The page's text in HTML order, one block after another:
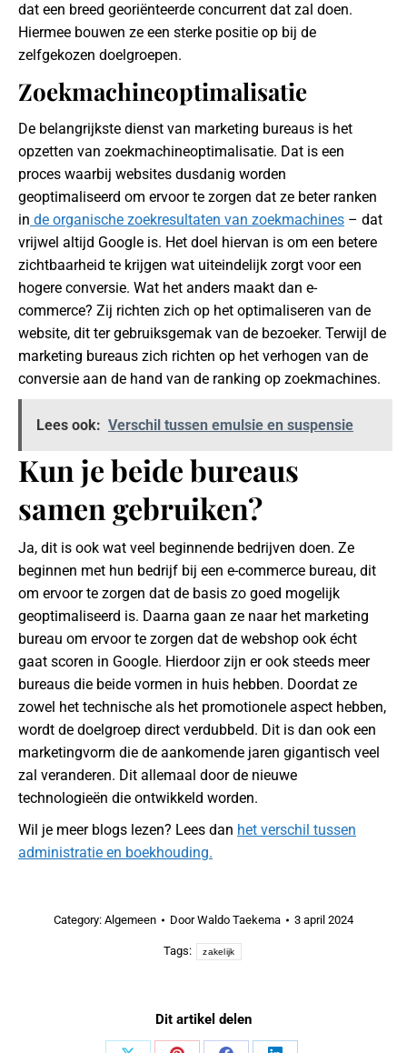
dat een breed georiënteerde concurrent dat zal doen.
Hiermee bouwen ze een sterke positie op bij de
zelfgekozen doelgroepen.
Zoekmachineoptimalisatie
De belangrijkste dienst van marketing bureaus is het
opzetten van zoekmachineoptimalisatie. Dat is een
proces waarbij websites dusdanig worden
geoptimaliseerd om ervoor te zorgen dat ze beter ranken
in de organische zoekresultaten van zoekmachines – dat
vrijwel altijd Google is. Het doel hiervan is om een betere
zichtbaarheid te krijgen wat uiteindelijk zorgt voor een
hogere conversie. Wat het anders maakt dan e-
commerce? Zij richten zich op het optimaliseren van de
website, dit ter gebruiksgemak van de bezoeker. Terwijl de
marketing bureaus zich richten op het verhogen van de
conversie aan de hand van de ranking op zoekmachines.
Lees ook: Verschil tussen emulsie en suspensie
Kun je beide bureaus
samen gebruiken?
Ja, dit is ook wat veel beginnende bedrijven doen. Ze
beginnen met hun bedrijf bij een e-commerce bureau, dit
om ervoor te zorgen dat de basis zo goed mogelijk
geoptimaliseerd is. Daarna gaan ze naar het marketing
bureau om ervoor te zorgen dat de webshop ook écht
gaat scoren in Google. Hierdoor zijn er ook steeds meer
bureaus die beide vormen in huis hebben. Doordat ze
zowel het technische als het promotionele aspect hebben,
wordt de doelgroep direct verdubbeld. Dit is dan ook een
marketingvorm die de aankomende jaren gigantisch veel
zal veranderen. Dit allemaal door de nieuwe
technologieën die ontwikkeld worden.
Wil je meer blogs lezen? Lees dan het verschil tussen
administratie en boekhouding.
Category: Algemeen DoorWaldo Taekema 3 april 2024
Tags: zakelijk
Dit artikel delen